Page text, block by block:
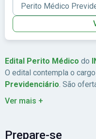
Edital Perito Médico do
O edital contempla o
Previdenciário. São
chega a
120,00
Ver mais +
Prepare-se